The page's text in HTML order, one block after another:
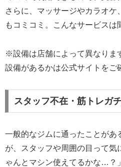
さらに、マッサージやカラオ
もコミコミ。こんなサービスは
※設備は店舗によって異なりま
設備があるかは公式サイトをご
スタッフ不在・筋トレガ
一般的なジムに通ったことがあ
が、スタッフや周囲の目って気
ゃんとマシン使えてるかな…？